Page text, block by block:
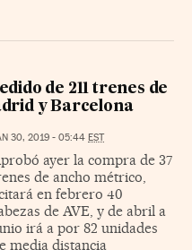
de 211 trenes de
y Barcelona
30, 2019 - 05:44 EST
ayer la compra de 37
de ancho métrico,
en febrero 40
de AVE, y de abril a
irá a por 82 unidades
media distancia